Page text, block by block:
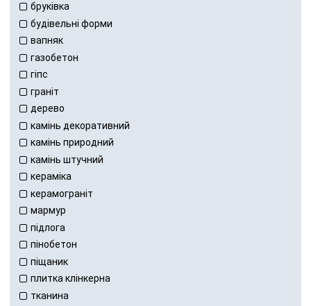
бруківка
будівельні форми
вапняк
газобетон
гіпс
граніт
дерево
камінь декоративний
камінь природний
камінь штучний
кераміка
керамограніт
мармур
підлога
пінобетон
піщаник
плитка клінкерна
тканина